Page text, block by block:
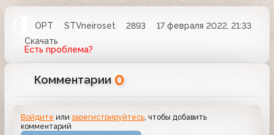
ОРТ STVneiroset 2893
17 февраля 2022, 21:33
Скачать
Есть проблема?
Комментарии 0
Войдите илизарегистрируйтесь, чтобы добавить
комментарий